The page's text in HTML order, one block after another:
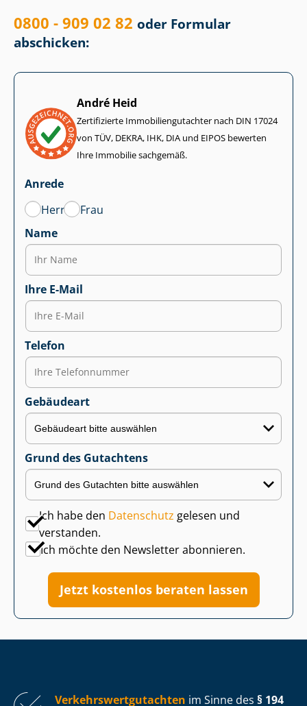
0800 - 909 02 82 oder Formular
abschicken:
André Heid
Zertifizierte Im­mo­bi­li­en­gut­ach­ter nach DIN 17024
von TÜV, DEKRA, IHK, DIA und EIPOS bewerten
Ihre Immobilie sachgemäß.
Anrede
Herr
Frau
Name
Ihre E-Mail
Telefon
Gebäudeart
Grund des Gutachtens
Ich habe den Datenschutz gelesen und
verstanden.
Ich möchte den Newsletter abonnieren.
Jetzt kostenlos beraten lassen
Ver­kehrs­wert­gut­ach­ten im Sinne des § 194